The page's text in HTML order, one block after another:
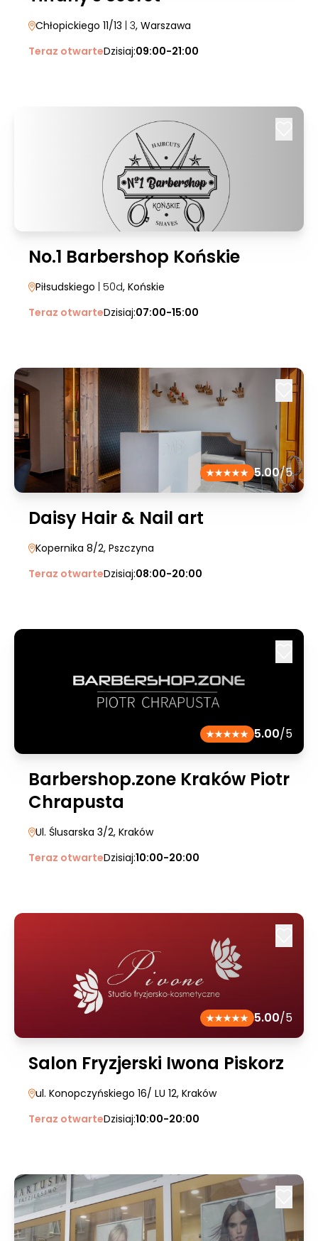
Chłopickiego 11/13 | 3, Warszawa
Teraz otwarteDzisiaj:09:00-21:00
No.1 Barbershop Końskie
Piłsudskiego | 50d, Końskie
Teraz otwarteDzisiaj:07:00-15:00
5.00/5
Daisy Hair & Nail art
Kopernika 8/2, Pszczyna
Teraz otwarteDzisiaj:08:00-20:00
5.00/5
Barbershop.zone Kraków Piotr
Chrapusta
Ul. Ślusarska 3/2, Kraków
Teraz otwarteDzisiaj:10:00-20:00
5.00/5
Salon Fryzjerski Iwona Piskorz
ul. Konopczyńskiego 16/ LU 12, Kraków
Teraz otwarteDzisiaj:10:00-20:00